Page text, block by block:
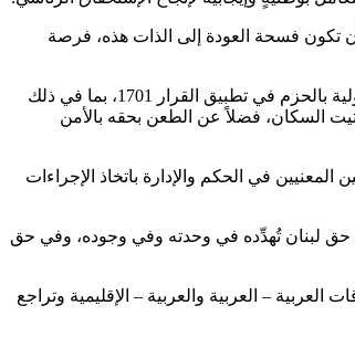
تكون فسحة العودة إلى الذات هذه، فرصة
واستنكروا «بشدّةٍ المحاولات الهادفة مجدداً إلى تحويل جنوب لبنان صندوقاً لتبادل الرسائل في الصراعات الإقليمية، مطالبين الجيش اللبناني وقوات الطوارئ الدولية بالحزم في تطبيق القرار 1701، بما في ذلك
السكان، فضلاً عن الطعن بحقه بالأمن
في الحكم والإدارة باتخاذ الإجراءات
حق لبنان تُهدِّده في وحدته وفي وجوده، وفي حق
– العربية والعربية – الإقليمية وتراجع